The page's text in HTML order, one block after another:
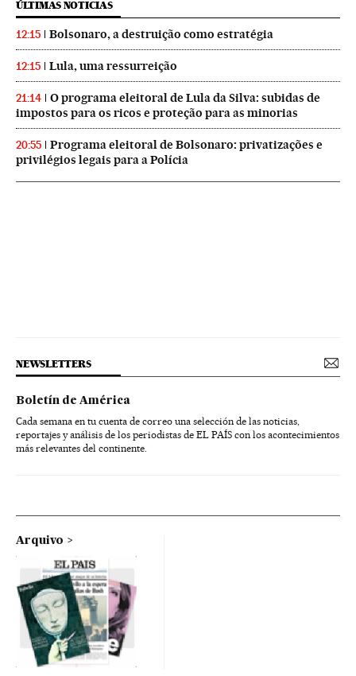
ÚLTIMAS NOTICIAS
12:15 Bolsonaro, a destruição como estratégia
12:15 Lula, uma ressurreição
21:14
O programa eleitoral de Lula da Silva: subidas de
impostos para os ricos e proteção para as minorias
20:55
Programa eleitoral de Bolsonaro: privatizações e
privilégios legais para a Polícia
NEWSLETTERS
Boletín de América
Cada semana en tu cuenta de correo una selección de las noticias,
reportajes y análisis de los periodistas de EL PAÍS con los acontecimientos
más relevantes del continente.
Arquivo